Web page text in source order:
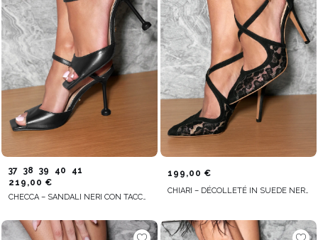
37 38 39 40
41
219,00 €
CHECCA – SANDALI NERI CON TACCO SOTTILE
199,00 €
CHIARI – DÉCOLLETÉ IN SUEDE NERO CON INSERTO IN PIZZO